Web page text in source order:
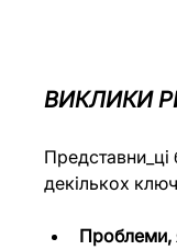
ВИКЛИКИ
Представни_ці
декількох
Проблеми,